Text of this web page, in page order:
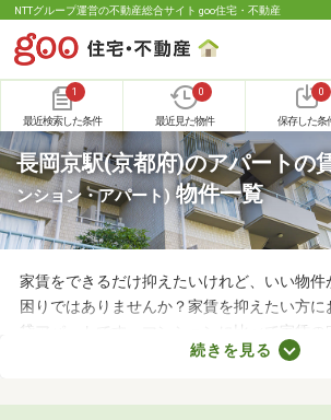
NTTグループ運営の不動産総合サイト goo住宅・不動産
1
最近検索した条件
0
最近見た物件
0
保存した条
長岡京駅(京都府)のアパートの
ンション・アパート) 物件一覧
家賃をできるだけ抑えたいけれど、いい物件
困りではありませんか？家賃を抑えたい方
貸アパートです。マンションに比べて家賃の
で、月々の支出を抑えられますよ。ここでは
件を見比べてみましょう。
続きを見る